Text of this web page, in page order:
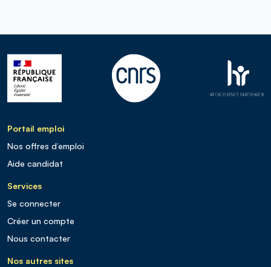
Portail emploi
Nos offres d’emploi
Aide candidat
Services
Se connecter
Créer un compte
Nous contacter
Nos autres sites